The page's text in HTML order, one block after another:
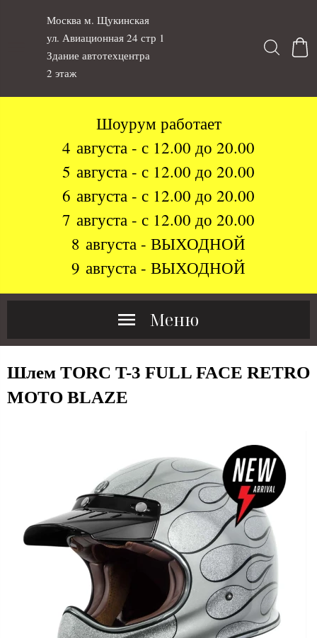
Москва м. Щукинская
ул. Авиационная 24 стр 1
Здание автотехцентра
2 этаж
Шоурум работает
4 августа - с 12.00 до 20.00
5 августа - с 12.00 до 20.00
6 августа - с 12.00 до 20.00
7 августа - с 12.00 до 20.00
8 августа - ВЫХОДНОЙ
9 августа - ВЫХОДНОЙ
Меню
Шлем TORC T-3 FULL FACE RETRO
MOTO BLAZE